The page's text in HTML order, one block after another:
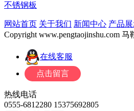
不锈钢板
网站首页 关于我们 新闻中心 产品
Copyright www.pengtaojinshu.com
在线客服
热线电话
0555-6812280 15375692805